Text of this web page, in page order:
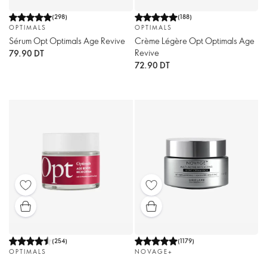
(298)
OPTIMALS
Sérum Opt Optimals Age Revive
79.90 DT
(188)
OPTIMALS
Crème Légère Opt Optimals Age
Revive
72.90 DT
(254)
OPTIMALS
(1179)
NOVAGE+